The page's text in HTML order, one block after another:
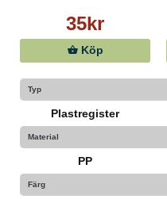
35kr
Köp
Typ
Plastregister
Material
PP
Färg